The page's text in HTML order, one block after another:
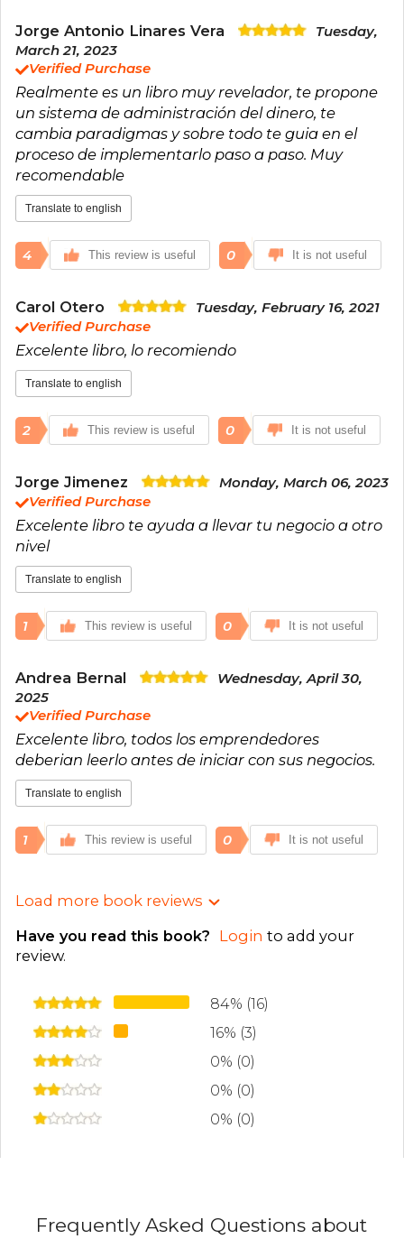
Jorge Antonio Linares Vera
Tuesday,
March 21, 2023
Verified Purchase
Realmente es un libro muy revelador, te propone
un sistema de administración del dinero, te
cambia paradigmas y sobre todo te guia en el
proceso de implementarlo paso a paso. Muy
recomendable
Translate to english
4 This review is useful 0 It is not useful
Carol Otero
Tuesday, February 16, 2021
Verified Purchase
Excelente libro, lo recomiendo
Translate to english
2 This review is useful 0 It is not useful
Jorge Jimenez
Monday, March 06, 2023
Verified Purchase
Excelente libro te ayuda a llevar tu negocio a otro
nivel
Translate to english
1 This review is useful 0 It is not useful
Andrea Bernal
Wednesday, April 30,
2025
Verified Purchase
Excelente libro, todos los emprendedores
deberian leerlo antes de iniciar con sus negocios.
Translate to english
1 This review is useful 0 It is not useful
Load more book reviews
Have you read this book? Login to add your
review.
84% (16)
16% (3)
0% (0)
0% (0)
0% (0)
Frequently Asked Questions about